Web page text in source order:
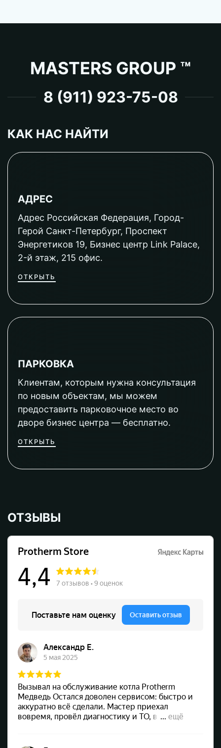
MASTERS GROUP ™
8 (911) 923-75-08
КАК НАС НАЙТИ
АДРЕС
Адрес Российская Федерация, Город-
Герой Санкт-Петербург, Проспект
Энергетиков 19, Бизнес центр Link Palace,
2-й этаж, 215 офис.
ОТКРЫТЬ
ПАРКОВКА
Клиентам, которым нужна консультация
по новым объектам, мы можем
предоставить парковочное место во
дворе бизнес центра — бесплатно.
ОТКРЫТЬ
ОТЗЫВЫ